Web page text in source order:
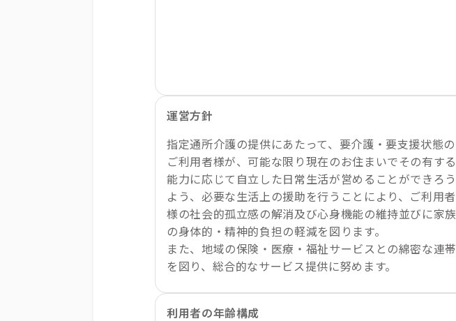
運営方針
指定通所介護の提供にあたって、要介護・要支援状態の
ご利用者様が、可能な限り現在のお住まいでその有する
能力に応じて自立した日常生活が営めることができろう
よう、必要な生活上の援助を行うことにより、ご利用者
様の社会的孤立感の解消及び心身機能の維持並びに家族
の身体的・精神的負担の軽減を図ります。
また、地域の保険・医療・福祉サービスとの綿密な連帯
を図り、総合的なサービス提供に努めます。
利用者の年齢構成